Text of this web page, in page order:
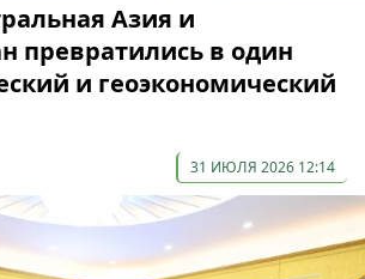
Азия и
превратились в один
и геоэкономический
31 ИЮЛЯ 2026 12:14